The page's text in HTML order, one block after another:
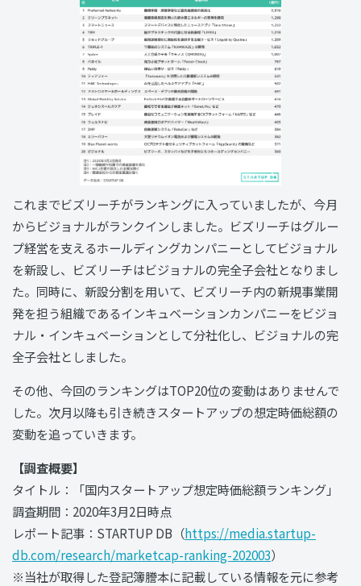
これまでビズリーチがランキングに入っていましたが、今月
からビジョナルがランクインしました。ビズリーチはグルー
プ経営を支えるホールディングカンパニーとしてビジョナル
を新設し、ビズリーチはビジョナルの完全子会社となりまし
た。同時に、新設分割を用いて、ビズリーチ内の新規事業開
発を担う組織であるインキュベーションカンパニーをビジョ
ナル・インキュベーションとして分社化し、ビジョナルの完
全子会社としました。
その他、今回のランキングはTOP20位の変動はありませんで
した。次月以降も引き続きスタートアップの想定時価総額の
変動を追っていきます。
【調査概要】
タイトル：「国内スタートアップ想定時価総額ランキング」
調査期間：2020年3月2日時点
レポート記事：STARTUP DB（https://media.startup-
db.com/research/marketcap-ranking-202003）
※当社が取得した登記簿謄本に記載している情報を元に参考